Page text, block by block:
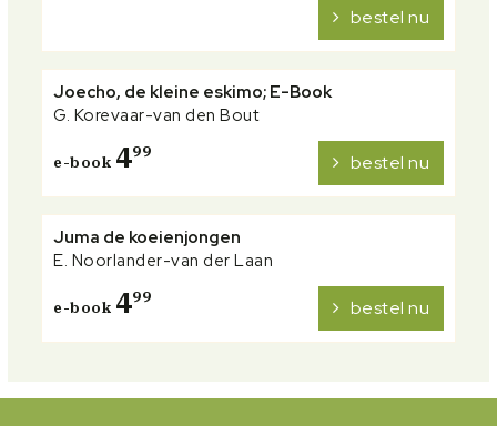
bestel nu
Joecho, de kleine eskimo; E-Book
G. Korevaar-van den Bout
e-book 499 bestel nu
Juma de koeienjongen
E. Noorlander-van der Laan
e-book 499 bestel nu